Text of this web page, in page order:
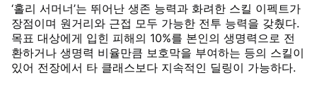
‘홀리 서머너’는 뛰어난 생존 능력과 화려한 스킬 이펙트가
장점이며 원거리와 근접 모두 가능한 전투 능력을 갖췄다.
목표 대상에게 입힌 피해의 10%를 본인의 생명력으로 전
환하거나 생명력 비율만큼 보호막을 부여하는 등의 스킬이
있어 전장에서 타 클래스보다 지속적인 딜링이 가능하다.